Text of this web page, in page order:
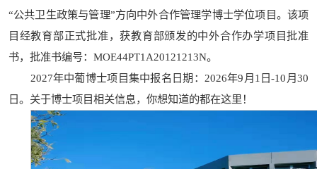
“公共卫生政策与管理”方向中外合作管理学博士学位项目。该项
目经教育部正式批准，获教育部颁发的中外合作办学项目批准
书，批准书编号：MOE44PT1A20121213N。
2027年中葡博士项目集中报名日期：2026年9月1日-10月30
日。关于博士项目相关信息，你想知道的都在这里！